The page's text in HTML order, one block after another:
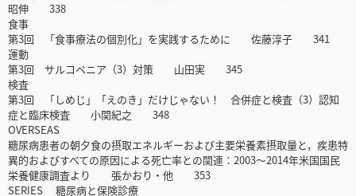
昭伸 338
食事
第3回 「食事療法の個別化」を実践するために 佐藤淳子 341
運動
第3回 サルコペニア（3）対策 山田実 345
検査
第3回 「しめじ」「えのき」だけじゃない！ 合併症と検査（3）認知
症と臨床検査 小関紀之 348
OVERSEAS
糖尿病患者の朝夕食の摂取エネルギーおよび主要栄養素摂取量と，疾患特
異的およびすべての原因による死亡率との関連：2003～2014年米国国民
栄養健康調査より 張かおり・他 353
SERIES 糖尿病と保険診療